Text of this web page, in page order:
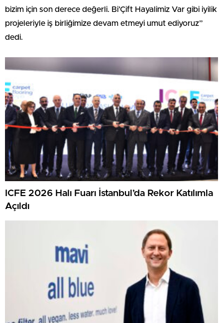
bizim için son derece değerli. Bi’Çift Hayalimiz Var gibi iyilik
projeleriyle iş birliğimize devam etmeyi umut ediyoruz”
dedi.
ICFE 2026 Halı Fuarı İstanbul’da Rekor Katılımla
Açıldı